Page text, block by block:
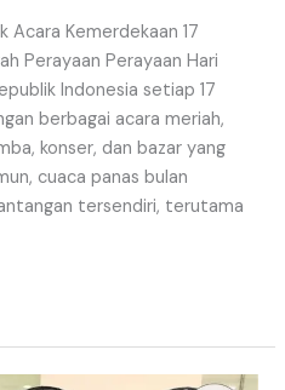
Acara Kemerdekaan 17
Perayaan Perayaan Hari
Indonesia setiap 17
berbagai acara meriah,
konser, dan bazar yang
cuaca panas bulan
tersendiri, terutama